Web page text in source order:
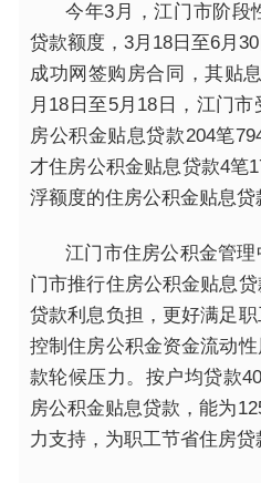
今年3月，江门市阶段
贷款额度，3月18日至6月
成功网签购房合同，其贴
月18日至5月18日，江门
房公积金贴息贷款204笔
才住房公积金贴息贷款4笔
浮额度的住房公积金贴息贷
江门市住房公积金管
门市推行住房公积金贴息
贷款利息负担，更好满足
控制住房公积金资金流动
款轮候压力。按户均贷款
房公积金贴息贷款，能为
力支持，为职工节省住房贷